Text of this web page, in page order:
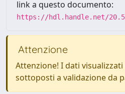
link a questo documento:
https://hdl.handle.net/
Attenzione
Attenzione! I dati
sottoposti a validazione da